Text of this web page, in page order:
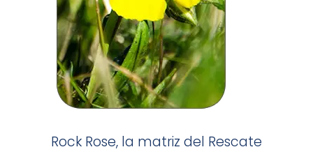
Rock Rose, la matriz del Rescate